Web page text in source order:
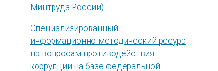
Минтруда России)
Специализированный
информационно-методический ресурс
по вопросам противодействия
коррупции на базе федеральной